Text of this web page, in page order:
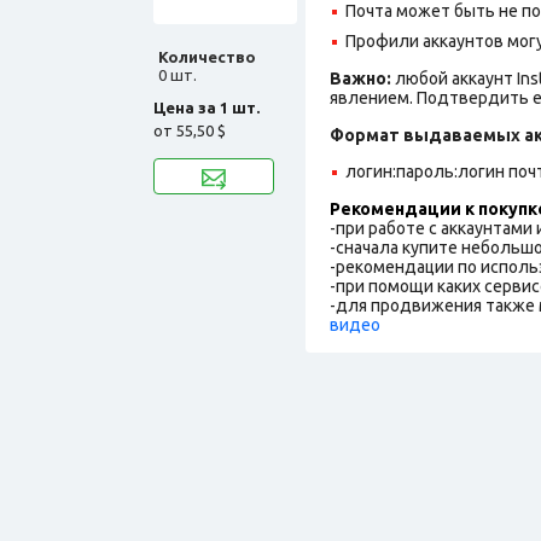
Количество
0 шт.
Цена за 1 шт.
от 55,50 $
Почта может быть не
Профили аккаунтов
Важно: любой аккаунт
явлением. Подтвердить
Формат выдаваемых
логин:пароль:логин
Рекомендации к
-при работе с
-сначала купите
-рекомендации по
-при помощи каких
-для продвижения также
видео